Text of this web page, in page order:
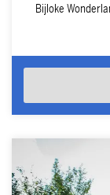
Bijloke